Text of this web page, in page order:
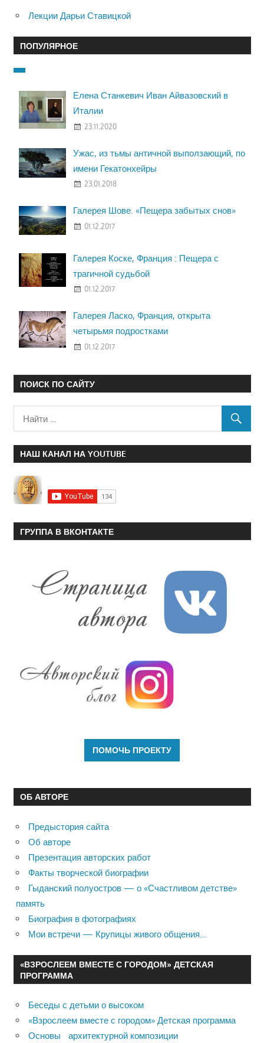
Лекции Дарьи Ставицкой
ПОПУЛЯРНОЕ
Елена Станкевич Иван Айвазовский в
Италии
23.11.2020
Ужас, из тьмы античной выползающий, по
имени Гекатонхейры
23.01.2018
Галерея Шове. «Пещера забытых снов»
01.12.2017
Галерея Коске, Франция : Пещера с
трагичной судьбой
01.12.2017
Галерея Ласко, Франция, открыта
четырьмя подростками
01.12.2017
ПОИСК ПО САЙТУ
НАШ КАНАЛ НА YOUTUBE
ГРУППА В ВКОНТАКТЕ
ОБ АВТОРЕ
Предыстория сайта
Об авторе
Презентация авторских работ
Факты творческой биографии
Гыданский полуостров — о «Счастливом детстве»
память
Биография в фотографиях
Мои встречи — Крупицы живого общения…
«ВЗРОСЛЕЕМ ВМЕСТЕ С ГОРОДОМ» ДЕТСКАЯ
ПРОГРАММА
Беседы с детьми о высоком
«Взрослеем вместе с городом» Детская программа
Основы архитектурной композиции